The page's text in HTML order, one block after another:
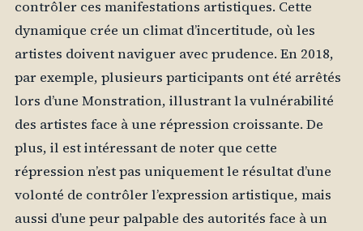
contrôler ces manifestations artistiques. Cette
dynamique crée un climat d’incertitude, où les
artistes doivent naviguer avec prudence. En 2018,
par exemple, plusieurs participants ont été arrêtés
lors d’une Monstration, illustrant la vulnérabilité
des artistes face à une répression croissante. De
plus, il est intéressant de noter que cette
répression n’est pas uniquement le résultat d’une
volonté de contrôler l’expression artistique, mais
aussi d’une peur palpable des autorités face à un